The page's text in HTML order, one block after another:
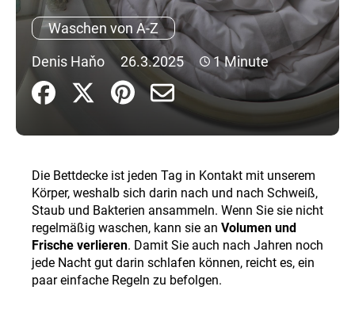
Waschen von A-Z
Denis Haňo
26.3.2025 1 Minute
Die Bettdecke ist jeden Tag in Kontakt mit unserem
Körper, weshalb sich darin nach und nach Schweiß,
Staub und Bakterien ansammeln. Wenn Sie sie nicht
regelmäßig waschen, kann sie an Volumen und
Frische verlieren. Damit Sie auch nach Jahren noch
jede Nacht gut darin schlafen können, reicht es, ein
paar einfache Regeln zu befolgen.
SUCHEN
i